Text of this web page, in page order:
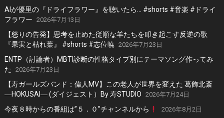
AIが優里の『ドライフラワー』を聴いたら… #shorts #音楽 #ドライ
フラワー 2026年7月13日
【怒りの告発】思考を止めた従順な羊たちを叩き起こす反逆の歌
『果実と枯れ葉』 #shorts #志位暁 2026年7月23日
ENTP（討論者）MBTI診断の性格タイプ別にテーマソング作ってみ
た
2026年7月23日
【寿ガールズバンド：偉人MV】この老人が世界を変えた 葛飾北斎
―HOKUSAI― (ダイジェスト）By 寿STUDIO 2026年7月24日
今夜８時からの番組は”５．０”チャンネルから 2026年8月2日